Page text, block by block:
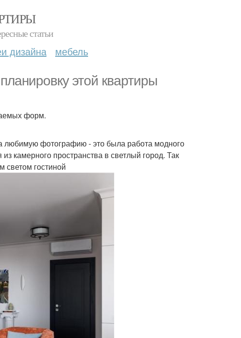
статьи
дизайна мебель
этой квартиры
форм.
любимую фотографию - это была работа модного
камерного пространства в светлый город. Так
светом гостиной